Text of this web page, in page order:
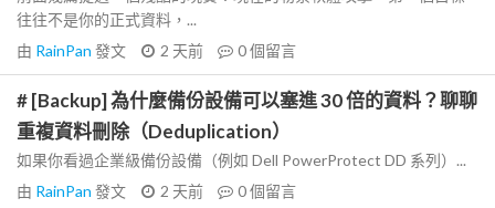
往往不是你的正式資料，...
由 RainPan 發文 2 天前 0個留言
# [Backup] 為什麼備份設備可以塞進 30 倍的資料？聊聊
重複資料刪除（Deduplication）
如果你看過企業級備份設備（例如 Dell PowerProtect DD 系列）...
由 RainPan 發文 2 天前 0個留言